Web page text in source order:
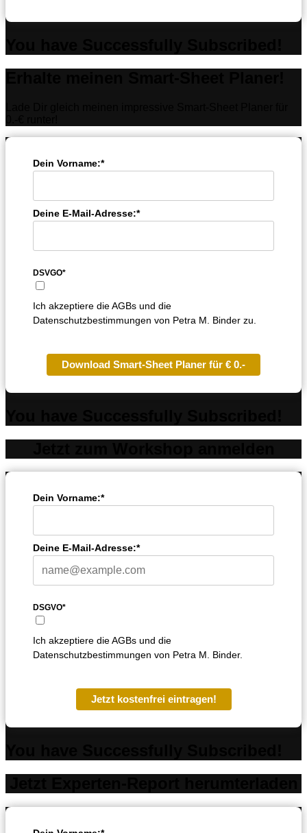
Dein Vorname:*
Deine E-Mail-Adresse:*
DSVGO*
Ich akzeptiere die AGBs und die
Datenschutzbestimmungen von Petra M. Binder zu.
Download Smart-Sheet Planer für € 0.-
Dein Vorname:*
Deine E-Mail-Adresse:*
DSGVO*
Ich akzeptiere die AGBs und die
Datenschutzbestimmungen von Petra M. Binder.
Jetzt kostenfrei eintragen!